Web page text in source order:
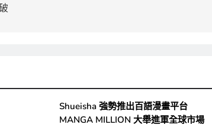
Shueisha 強勢推出百語漫畫平台
MANGA MILLION 大舉進軍全球市場